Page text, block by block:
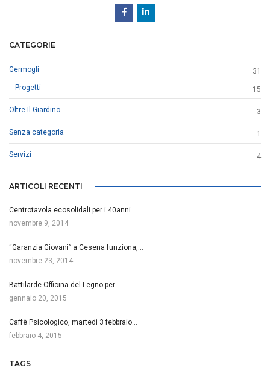
CATEGORIE
Germogli
31
Progetti
15
Oltre Il Giardino 3
Senza categoria 1
Servizi 4
ARTICOLI RECENTI
Centrotavola ecosolidali per i 40anni…
novembre 9, 2014
“Garanzia Giovani” a Cesena funziona,…
novembre 23, 2014
Battilarde Officina del Legno per…
gennaio 20, 2015
Caffè Psicologico, martedì 3 febbraio…
febbraio 4, 2015
TAGS